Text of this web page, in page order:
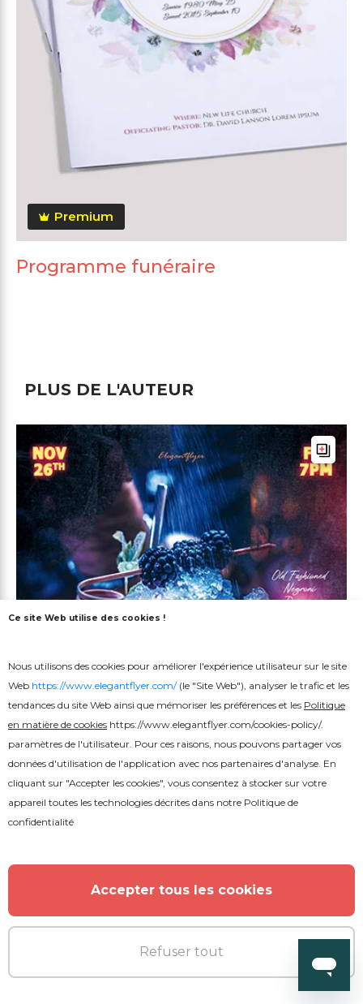
Premium
Programme funéraire
PLUS DE L'AUTEUR
Dépliant de boissons
Ce site Web utilise des cookies !
Nous utilisons des cookies pour améliorer l'expérience utilisateur sur le site
Web https://www.elegantflyer.com/(le "Site Web"), analyser le trafic et les
tendances du site Web ainsi que mémoriser les préférences et les Politique
en matière de cookies https://www.elegantflyer.com/cookies-policy/.
paramètres de l'utilisateur. Pour ces raisons, nous pouvons partager vos
données d'utilisation de l'application avec nos partenaires d'analyse. En
cliquant sur "Accepter les cookies", vous consentez à stocker sur votre
appareil toutes les technologies décrites dans notre Politique de
confidentialité
Accepter tous les cookies
Refuser tout